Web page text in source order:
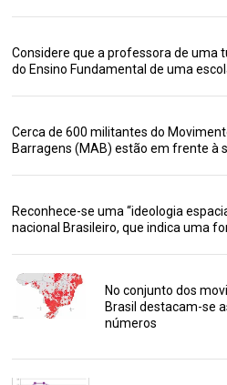
Considere que a professora de uma
do Ensino Fundamental de uma
Cerca de 600 militantes do
Barragens (MAB) estão em frente à
Reconhece-se uma “ideologia
nacional Brasileiro, que indica uma
No conjunto dos
Brasil destacam-se
números